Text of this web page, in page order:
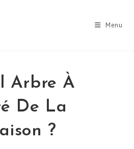
Menu
Arbre À
De La
?